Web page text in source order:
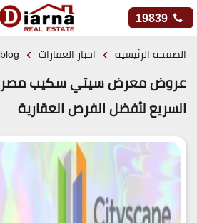
19839
الصفحة الرئيسية › اخبار العقارات ›
blog
السريع لأفضل الفرص العقارية